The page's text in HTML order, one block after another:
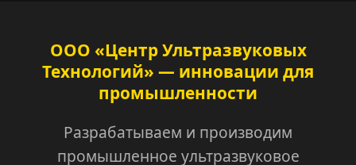
ООО «Центр Ультразвуковых
Технологий» — инновации для
промышленности
Разрабатываем и производим
промышленное ультразвуковое